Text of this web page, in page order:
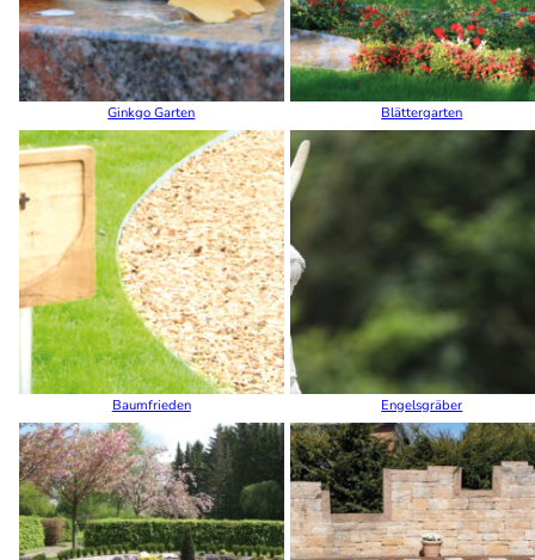
Ginkgo Garten Blättergarten
Baumfrieden Engelsgräber